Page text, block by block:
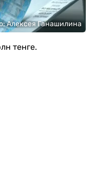
Алексея Ганашилина
тенге.